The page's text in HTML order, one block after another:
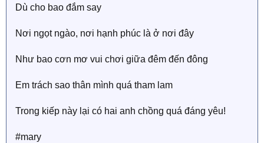
Dù cho bao đắm say
Nơi ngọt ngào, nơi hạnh phúc là ở nơi đây
Như bao cơn mơ vui chơi giữa đêm đến đông
Em trách sao thân mình quá tham lam
Trong kiếp này lại có hai anh chồng quá đáng yêu!
#mary